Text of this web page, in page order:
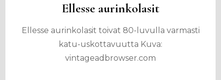
Ellesse aurinkolasit
Ellesse aurinkolasit toivat 80-luvulla varmasti
katu-uskottavuutta Kuva:
vintageadbrowser.com